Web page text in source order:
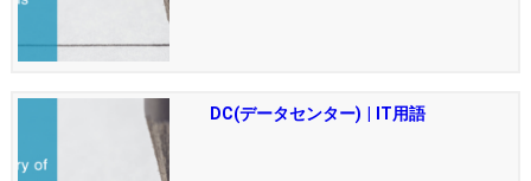
DC(データセンター) | IT用語